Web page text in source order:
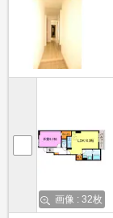
画像 : 32枚